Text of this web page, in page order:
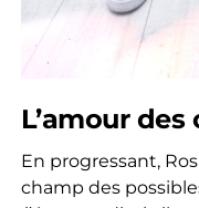
L’amour
En progressant,
champ des